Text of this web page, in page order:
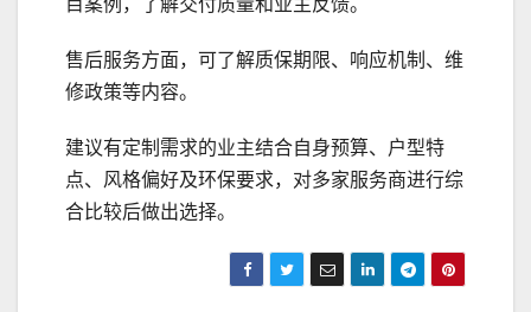
目案例，了解交付质量和业主反馈。
售后服务方面，可了解质保期限、响应机制、维
修政策等内容。
建议有定制需求的业主结合自身预算、户型特
点、风格偏好及环保要求，对多家服务商进行综
合比较后做出选择。